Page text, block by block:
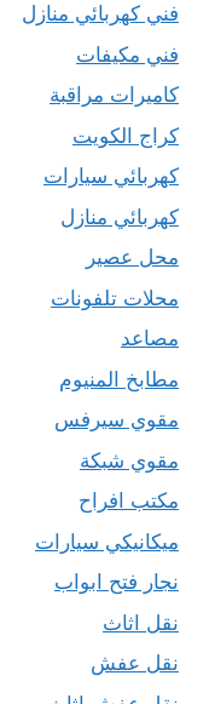
فني كهربائي منازل
فني مكيفات
كاميرات مراقبة
كراج الكويت
كهربائي سيارات
كهربائي منازل
محل عصير
محلات تلفونات
مصاعد
مطابخ المنيوم
مقوي سيرفس
مقوي شبكة
مكتب افراح
ميكانيكي سيارات
نجار فتح ابواب
نقل اثاث
نقل عفش